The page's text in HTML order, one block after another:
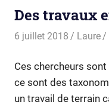
Des travaux
6 juillet 2018 Laure
Ces chercheurs
ce sont des
un travail de terrain